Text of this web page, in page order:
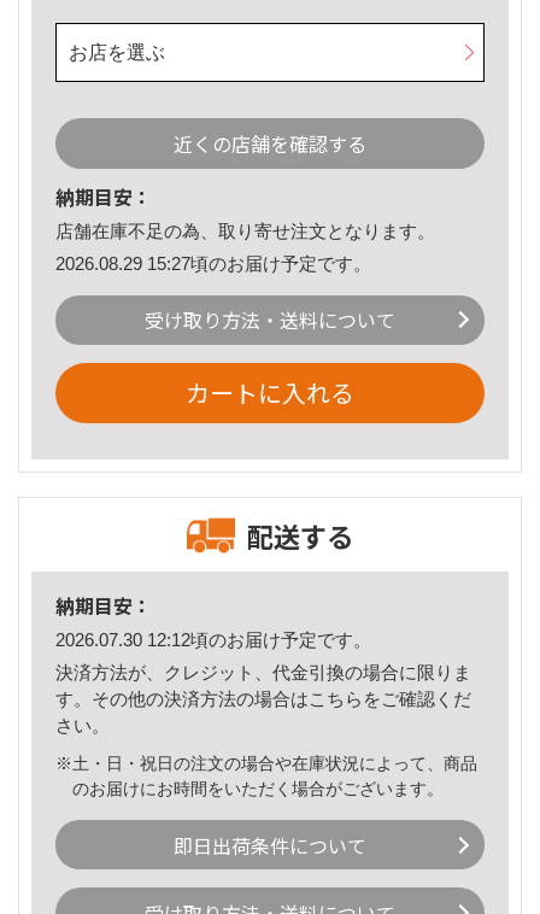
お店を選ぶ
近くの店舗を確認する
納期目安：
店舗在庫不足の為、取り寄せ注文となります。
2026.08.29 15:27頃のお届け予定です。
受け取り方法・送料について
カートに入れる
配送する
納期目安：
2026.07.30 12:12頃のお届け予定です。
決済方法が、クレジット、代金引換の場合に限りま
す。その他の決済方法の場合はこちら をご確認くだ
さい。
※土・日・祝日の注文の場合や在庫状況によって、商品
のお届けにお時間をいただく場合がございます。
即日出荷条件について